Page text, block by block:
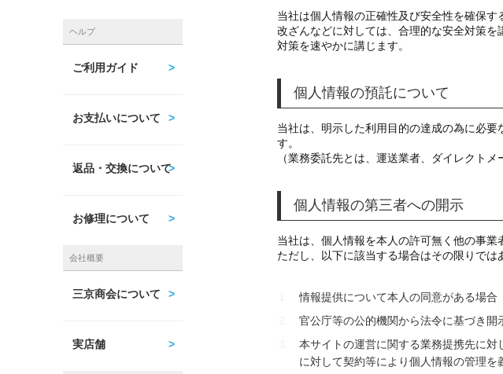
ヘルプ
ご利用ガイド
お支払いについて
返品・交換について
お修理について
会社概要
三京商会について
実店舗
当社は個人情報の正確性及び安全性を確保
改ざんなどに対しては、合理的な安全対策
対策を速やかに講じます。
個人情報の預託について
当社は、明示した利用目的の達成の為に必
す。
（業務委託先とは、運送業者、ダイレクト
個人情報の第三者への開示
当社は、個人情報を本人の許可無く他の事業
ただし、以下に該当する場合はその限りでは
情報提供について本人の同意がある場合
官公庁等の公的機関から法令に基づき開
本サイトの運営に関する業務提携先に
に対して契約等により個人情報の管理を